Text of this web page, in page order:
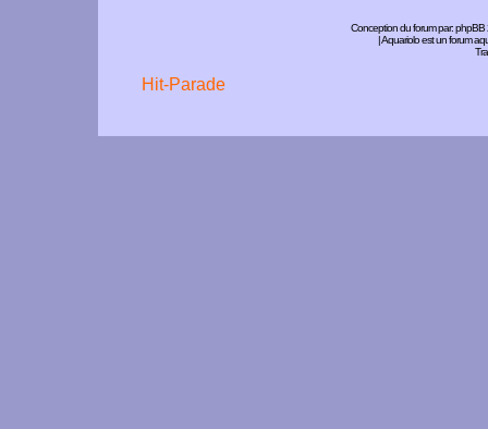
Conception du forum par:phpBB
| Aquariolo est un forum